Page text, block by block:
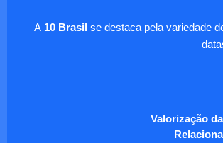
A10 Brasil se destaca pela variedade
Valorização